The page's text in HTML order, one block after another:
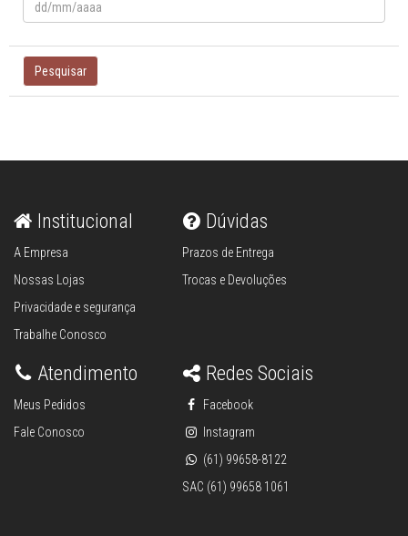
Pesquisar
Institucional
A Empresa
Nossas Lojas
Privacidade e segurança
Trabalhe Conosco
Dúvidas
Prazos de Entrega
Trocas e Devoluções
Atendimento
Meus Pedidos
Fale Conosco
Redes Sociais
Facebook
Instagram
(61) 99658-8122
SAC (61) 99658 1061